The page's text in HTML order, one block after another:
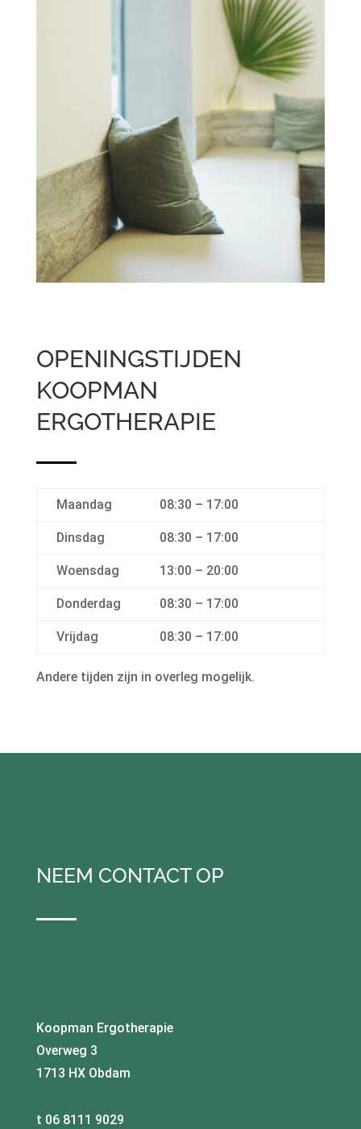
OPENINGSTIJDEN
KOOPMAN
ERGOTHERAPIE
Maandag 08:30 – 17:00
Dinsdag 08:30 – 17:00
Woensdag 13:00 – 20:00
Donderdag 08:30 – 17:00
Vrijdag 08:30 – 17:00
Andere tijden zijn in overleg mogelijk.
NEEM CONTACT OP
Koopman Ergotherapie
Overweg 3
1713 HX Obdam
t 06 8111 9029